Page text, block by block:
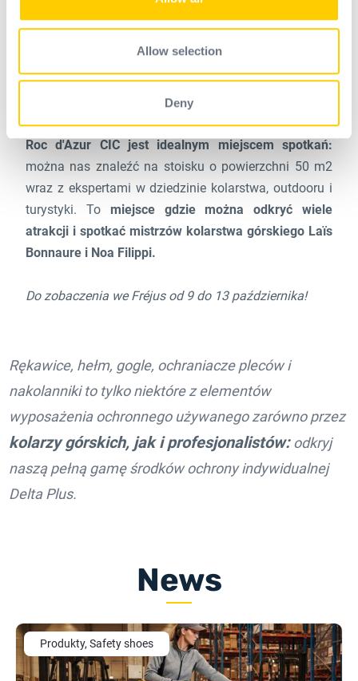
our social media, advertising and analytics partners who
may combine it with other information that you’ve
provided to them or that they’ve collected from your use
Allow selection
Deny
pracownikiem, klientemlub członkiem
lokalnych klubów kolarstwa górskiego, możesz
skorzystać z tej okazji i wziąć udział.
Roc d'Azur CIC jest idealnym miejscem spotkań:
można nas znaleźć na stoisku o powierzchni 50 m2
wraz z ekspertami w dziedzinie kolarstwa, outdooru i
turystyki. To miejsce gdzie można odkryć wiele
atrakcji i spotkać mistrzów kolarstwa górskiego Laïs
Bonnaure i Noa Filippi.
Do zobaczenia we Fréjus od 9 do 13 października!
Rękawice, hełm, gogle, ochraniacze pleców i
nakolanniki to tylko niektóre z elementów
wyposażenia ochronnego używanego zarówno przez
kolarzy górskich, jak i profesjonalistów:odkryj
naszą pełną gamę środków ochrony indywidualnej
Delta Plus.
News
Produkty, Safety shoes